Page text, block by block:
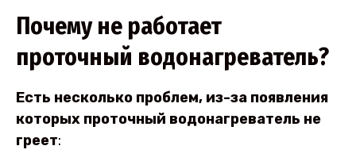
Почему не работает
проточный водонагреватель?
Есть несколько проблем, из-за появления
которых проточный водонагреватель не
греет: